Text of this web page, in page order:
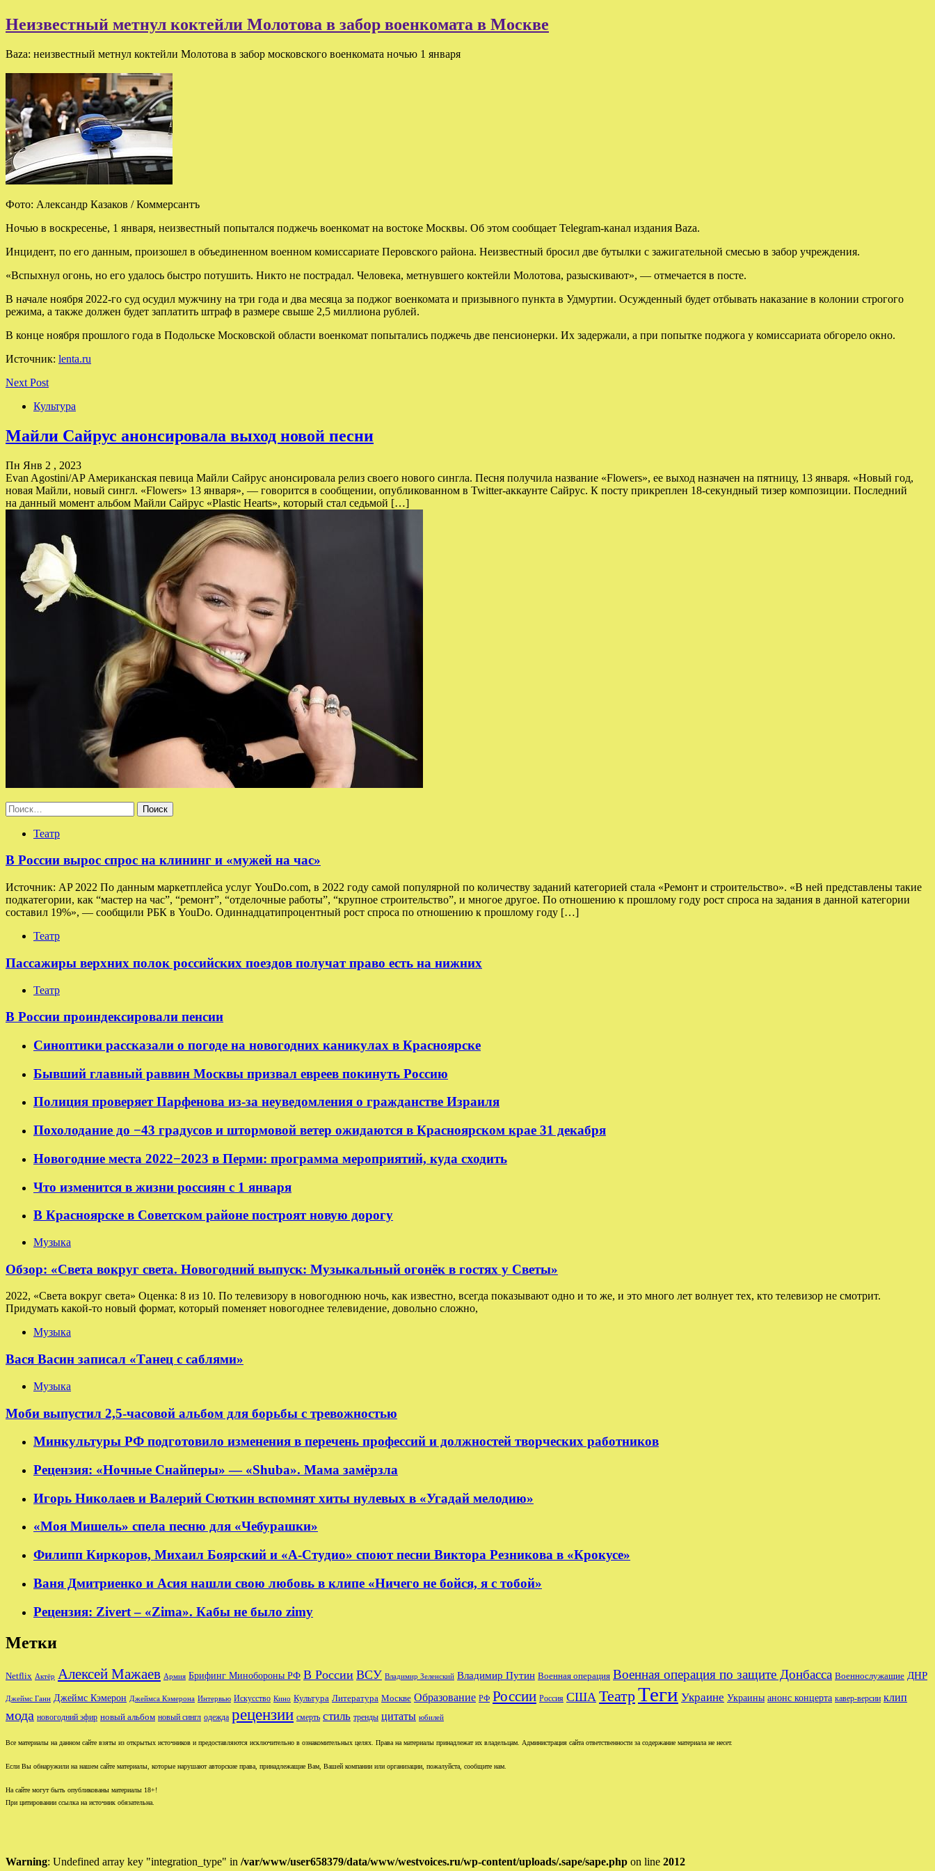
Неизвестный метнул коктейли Молотова в забор военкомата в Москве
Baza: неизвестный метнул коктейли Молотова в забор московского военкомата ночью 1 января
Фото: Александр Казаков / Коммерсантъ
Ночью в воскресенье, 1 января, неизвестный попытался поджечь военкомат на востоке Москвы. Об этом сообщает Telegram-канал издания Baza.
Инцидент, по его данным, произошел в объединенном военном комиссариате Перовского района. Неизвестный бросил две бутылки с зажигательной смесью в забор учреждения.
«Вспыхнул огонь, но его удалось быстро потушить. Никто не пострадал. Человека, метнувшего коктейли Молотова, разыскивают», — отмечается в посте.
В начале ноября 2022-го суд осудил мужчину на три года и два месяца за поджог военкомата и призывного пункта в Удмуртии. Осужденный будет отбывать наказание в колонии строгого
режима, а также должен будет заплатить штраф в размере свыше 2,5 миллиона рублей.
В конце ноября прошлого года в Подольске Московской области военкомат попытались поджечь две пенсионерки. Их задержали, а при попытке поджога у комиссариата обгорело окно.
Источник: lenta.ru
Next Post
Культура
Майли Сайрус анонсировала выход новой песни
Пн Янв 2 , 2023
Evan Agostini/AP Американская певица Майли Сайрус анонсировала релиз своего нового сингла. Песня получила название «Flowers», ее выход назначен на пятницу, 13 января. «Новый год,
новая Майли, новый сингл. «Flowers» 13 января», — говорится в сообщении, опубликованном в Twitter-аккаунте Сайрус. К посту прикреплен 18-секундный тизер композиции. Последний
на данный момент альбом Майли Сайрус «Plastic Hearts», который стал седьмой […]
Найти:
Театр
В России вырос спрос на клининг и «мужей на час»
Источник: AP 2022 По данным маркетплейса услуг YouDo.com, в 2022 году самой популярной по количеству заданий категорией стала «Ремонт и строительство». «В ней представлены такие
подкатегории, как “мастер на час”, “ремонт”, “отделочные работы”, “крупное строительство”, и многое другое. По отношению к прошлому году рост спроса на задания в данной категории
составил 19%», — сообщили РБК в YouDo. Одиннадцатипроцентный рост спроса по отношению к прошлому году […]
Театр
Пассажиры верхних полок российских поездов получат право есть на нижних
Театр
В России проиндексировали пенсии
Синоптики рассказали о погоде на новогодних каникулах в Красноярске
Бывший главный раввин Москвы призвал евреев покинуть Россию
Полиция проверяет Парфенова из-за неуведомления о гражданстве Израиля
Похолодание до −43 градусов и штормовой ветер ожидаются в Красноярском крае 31 декабря
Новогодние места 2022−2023 в Перми: программа мероприятий, куда сходить
Что изменится в жизни россиян с 1 января
В Красноярске в Советском районе построят новую дорогу
Музыка
Обзор: «Света вокруг света. Новогодний выпуск: Музыкальный огонёк в гостях у Светы»
2022, «Света вокруг света» Оценка: 8 из 10. По телевизору в новогоднюю ночь, как известно, всегда показывают одно и то же, и это много лет волнует тех, кто телевизор не смотрит.
Придумать какой-то новый формат, который поменяет новогоднее телевидение, довольно сложно,
Музыка
Вася Васин записал «Танец с саблями»
Музыка
Моби выпустил 2,5-часовой альбом для борьбы с тревожностью
Минкультуры РФ подготовило изменения в перечень профессий и должностей творческих работников
Рецензия: «Ночные Снайперы» — «Shuba». Мама замёрзла
Игорь Николаев и Валерий Сюткин вспомнят хиты нулевых в «Угадай мелодию»
«Моя Мишель» спела песню для «Чебурашки»
Филипп Киркоров, Михаил Боярский и «А-Студио» споют песни Виктора Резникова в «Крокусе»
Ваня Дмитриенко и Асия нашли свою любовь в клипе «Ничего не бойся, я с тобой»
Рецензия: Zivert – «Zima». Кабы не было zimy
Метки
Netflix Актёр Алексей Мажаев Армия Брифинг Минобороны РФ В России ВСУ Владимир Зеленский Владимир Путин Военная операция Военная операция по защите Донбасса Военнослужащие ДНР
Джеймс Ганн Джеймс Кэмерон Джеймса Кэмерона Интервью Искусство Кино Культура Литература Москве Образование РФ России Россия США ТеатрТеги Украине Украины анонс концерта кавер-версии клип
мода новогодний эфир новый альбом новый сингл одежда рецензии смерть стиль тренды цитаты юбилей
Все материалы на данном сайте взяты из открытых источников и предоставляются исключительно в ознакомительных целях. Права на материалы принадлежат их владельцам. Администрация сайта ответственности за содержание материала не несет.
Если Вы обнаружили на нашем сайте материалы, которые нарушают авторские права, принадлежащие Вам, Вашей компании или организации, пожалуйста, сообщите нам.
На сайте могут быть опубликованы материалы 18+!
При цитировании ссылка на источник обязательна.
Warning: Undefined array key "integration_type" in /var/www/user658379/data/www/westvoices.ru/wp-content/uploads/.sape/sape.php on line 2012